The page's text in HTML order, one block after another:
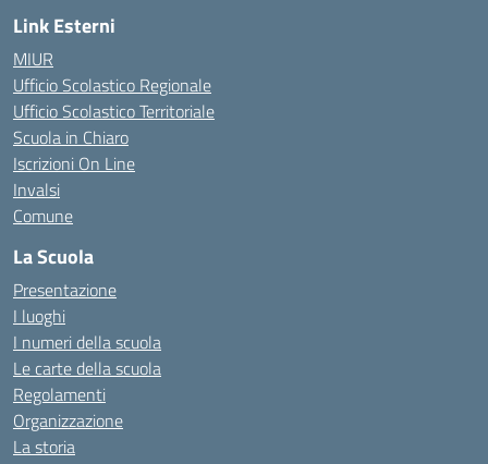
Link Esterni
MIUR
Ufficio Scolastico Regionale
Ufficio Scolastico Territoriale
Scuola in Chiaro
Iscrizioni On Line
Invalsi
Comune
La Scuola
Presentazione
I luoghi
I numeri della scuola
Le carte della scuola
Regolamenti
Organizzazione
La storia